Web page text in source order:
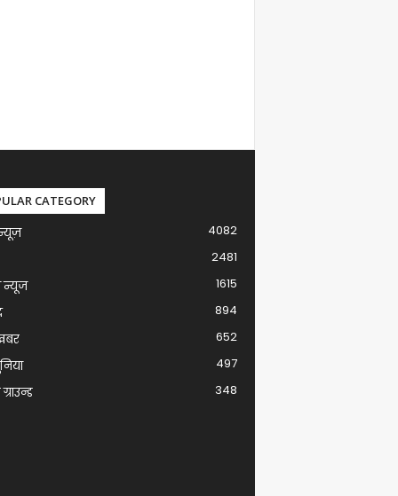
CATEGORY
4082
2481
न्यूज
1615
894
652
497
348